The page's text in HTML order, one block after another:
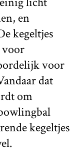
en
kegeltjes
voor
voor
dat
om
kegeltjes